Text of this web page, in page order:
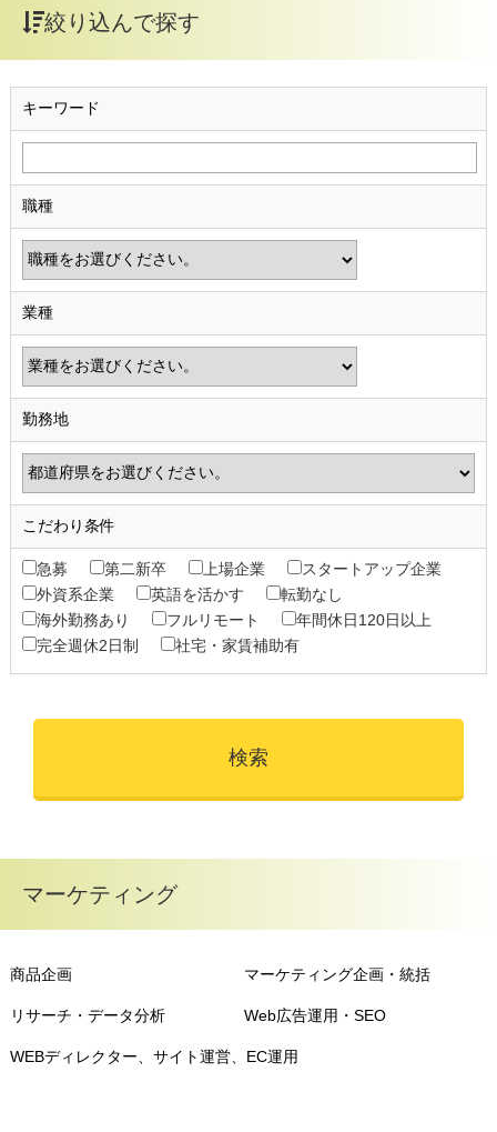
絞り込んで探す
キーワード
職種
業種
勤務地
こだわり条件
急募 第二新卒 上場企業
スタートアップ企業
外資系企業
英語を活かす
転勤なし
海外勤務あり
フルリモート
年間休日120日以上
完全週休2日制
社宅・家賃補助有
マーケティング
商品企画 マーケティング企画・統括
リサーチ・データ分析 Web広告運用・SEO
WEBディレクター、サイト運営、EC運用